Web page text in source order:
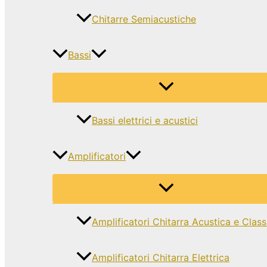
Chitarre Semiacustiche
Bassi
Bassi elettrici e acustici
Amplificatori
Amplificatori Chitarra Acustica e
Amplificatori Chitarra Elettrica